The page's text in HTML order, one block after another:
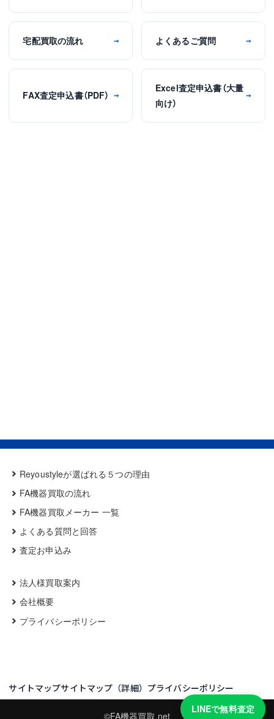
ゲ
シ
ョ
宅配買取の流れ → よくあるご質問 →
FAX査定申込書（PDF） →
Excel査定申込書（大量
向け）
→
Reyoustyleが選ばれる５つの理由
FA機器買取の流れ
FA機器買取メーカー 一覧
よくある質問と回答
査定お申込み
法人様買取案内
会社概要
プライバシーポリシー
サイトマップサイトマップ（詳細） プライバシーポリシー
©FA機器買取.net
LINEで無料査定